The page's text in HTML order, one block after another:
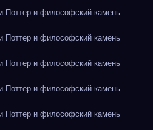
Поттер и философский камень
Поттер и философский камень
Поттер и философский камень
Поттер и философский камень
Поттер и философский камень